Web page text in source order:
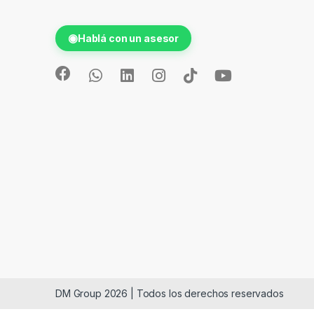
◉Hablá con un asesor
DM Group 2026 | Todos los derechos reservados